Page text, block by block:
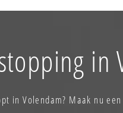
in
in Volendam? Maak nu